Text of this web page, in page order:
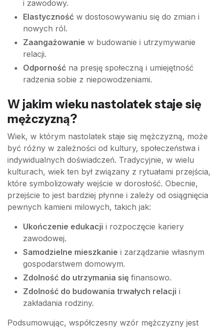
i zawodowy.
Elastyczność w dostosowywaniu się do zmian i
nowych ról.
Zaangażowanie w budowanie i utrzymywanie
relacji.
Odporność na presję społeczną i umiejętność
radzenia sobie z niepowodzeniami.
W jakim wieku nastolatek staje się
mężczyzną?
Wiek, w którym nastolatek staje się mężczyzną, może
być różny w zależności od kultury, społeczeństwa i
indywidualnych doświadczeń. Tradycyjnie, w wielu
kulturach, wiek ten był związany z rytuałami przejścia,
które symbolizowały wejście w dorosłość. Obecnie,
przejście to jest bardziej płynne i zależy od osiągnięcia
pewnych kamieni milowych, takich jak:
Ukończenie edukacji i rozpoczęcie kariery
zawodowej.
Samodzielne mieszkanie i zarządzanie własnym
gospodarstwem domowym.
Zdolność do utrzymania się finansowo.
Zdolność do budowania trwałych relacji i
zakładania rodziny.
Podsumowując, współczesny wzór mężczyzny jest